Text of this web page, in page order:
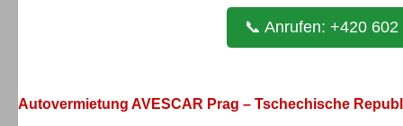
📞 Anrufen: +420
Autovermietung AVESCAR Prag – Tschechische